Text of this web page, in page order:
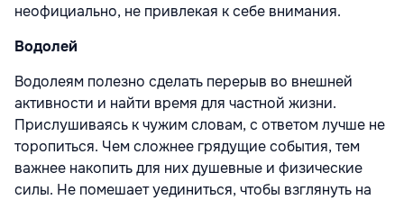
неофициально, не привлекая к себе внимания.
Водолей
Водолеям полезно сделать перерыв во внешней
активности и найти время для частной жизни.
Прислушиваясь к чужим словам, с ответом лучше не
торопиться. Чем сложнее грядущие события, тем
важнее накопить для них душевные и физические
силы. Не помешает уединиться, чтобы взглянуть на